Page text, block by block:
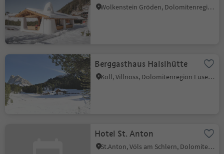
Wolkenstein Gröden, Dolomitenregion Gröden
Berggasthaus Halslhütte
Koll, Villnöss, Dolomitenregion Lüsen Villnöss
Hotel St. Anton
St.Anton, Völs am Schlern, Dolomitenregion Seiser Alm